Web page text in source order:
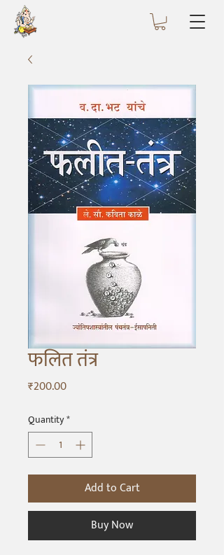
फलित तंत्र
₹200.00Price
Quantity*
Add to Cart
Buy Now